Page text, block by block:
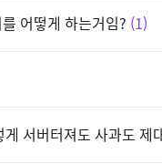
떻게 하는거임? 1
서버터져도 사과도 제